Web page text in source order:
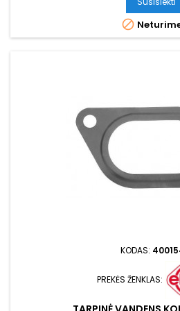

KODAS:
PREKĖS ŽENKLAS: